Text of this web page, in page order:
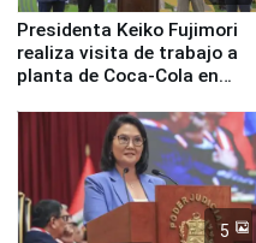
Presidenta Keiko Fujimori
realiza visita de trabajo a
planta de Coca-Cola en
5